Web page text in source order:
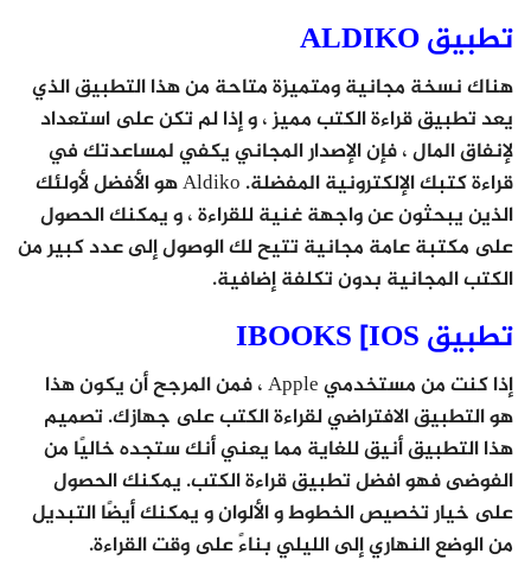
تطبيق ALDIKO
هناك نسخة مجانية ومتميزة متاحة من هذا التطبيق الذي
يعد تطبيق قراءة الكتب مميز ، و إذا لم تكن على استعداد
لإنفاق المال ، فإن الإصدار المجاني يكفي لمساعدتك في
قراءة كتبك الإلكترونية المفضلة. Aldiko هو الأفضل لأولئك
الذين يبحثون عن واجهة غنية للقراءة ، و يمكنك الحصول
على مكتبة عامة مجانية تتيح لك الوصول إلى عدد كبير من
الكتب المجانية بدون تكلفة إضافية.
تطبيق IBOOKS [IOS
إذا كنت من مستخدمي Apple ، فمن المرجح أن يكون هذا
هو التطبيق الافتراضي لقراءة الكتب على جهازك. تصميم
هذا التطبيق أنيق للغاية مما يعني أنك ستجده خاليًا من
الفوضى فهو افضل تطبيق قراءة الكتب. يمكنك الحصول
على خيار تخصيص الخطوط و الألوان و يمكنك أيضًا التبديل
من الوضع النهاري إلى الليلي بناءً على وقت القراءة.